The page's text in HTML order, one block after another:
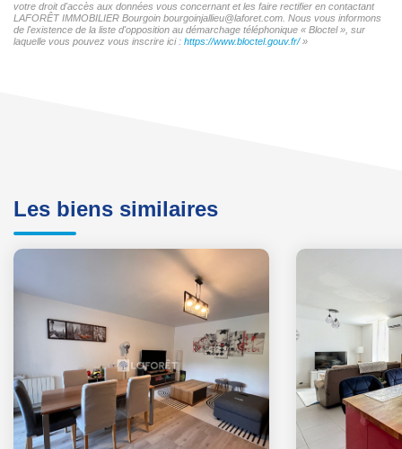
votre droit d'accès aux données vous concernant et les faire rectifier en contactant
LAFORÊT IMMOBILIER Bourgoin bourgoinjallieu@laforet.com. Nous vous informons
de l'existence de la liste d'opposition au démarchage téléphonique « Bloctel », sur
laquelle vous pouvez vous inscrire ici : https://www.bloctel.gouv.fr/»
Les biens similaires